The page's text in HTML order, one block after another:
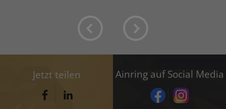
Jetzt teilen Ainring auf Social Media